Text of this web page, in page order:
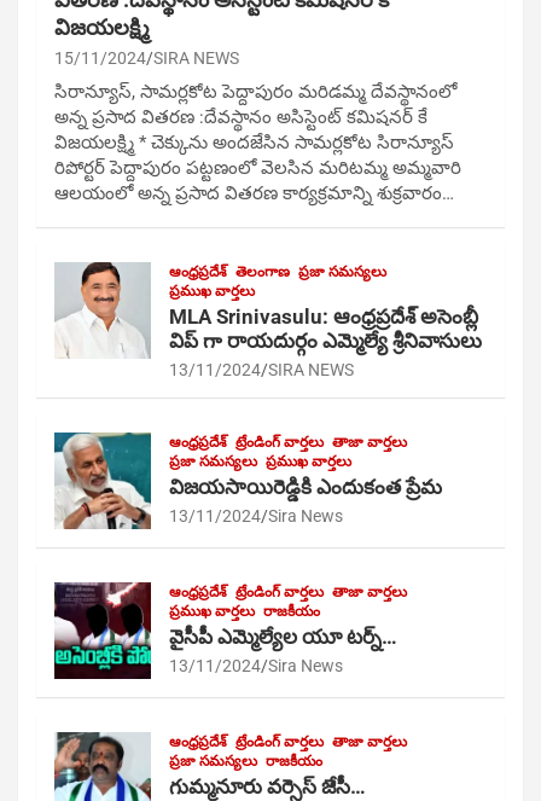
విజయలక్ష్మి
15/11/2024 SIRA NEWS
సిరాన్యూస్, సామర్లకోట పెద్దాపురం మరిడమ్మ దేవస్థానంలో
అన్న ప్రసాద వితరణ :దేవస్థానం అసిస్టెంట్ కమిషనర్ కే
విజయలక్ష్మి * చెక్కును అందజేసిన సామర్లకోట సిరాన్యూస్
రిపోర్టర్ పెద్దాపురం పట్టణంలో వెలసిన మరిటమ్మ అమ్మవారి
ఆలయంలో అన్న ప్రసాద వితరణ కార్యక్రమాన్ని శుక్రవారం…
ఆంధ్రప్రదేశ్ తెలంగాణ ప్రజా సమస్యలు
ప్రముఖ వార్తలు
MLA Srinivasulu: ఆంధ్రప్రదేశ్ అసెంబ్లీ
విప్ గా రాయదుర్గం ఎమ్మెల్యే శ్రీనివాసులు
13/11/2024 SIRA NEWS
ఆంధ్రప్రదేశ్ ట్రేండింగ్ వార్తలు తాజా వార్తలు
ప్రజా సమస్యలు ప్రముఖ వార్తలు
విజయసాయిరెడ్డికి ఎందుకంత ప్రేమ
13/11/2024 Sira News
ఆంధ్రప్రదేశ్ ట్రేండింగ్ వార్తలు తాజా వార్తలు
ప్రముఖ వార్తలు రాజకీయం
వైసీపీ ఎమ్మెల్యేల యూ టర్న్…
13/11/2024 Sira News
ఆంధ్రప్రదేశ్ ట్రేండింగ్ వార్తలు తాజా వార్తలు
ప్రజా సమస్యలు రాజకీయం
గుమ్మనూరు వర్సెస్ జేసీ…